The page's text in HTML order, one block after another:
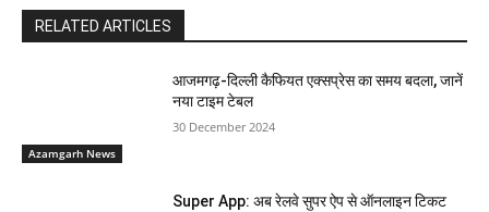
RELATED ARTICLES
Azamgarh News
आजमगढ़-दिल्ली कैफियत एक्सप्रेस का समय बदला, जानें
नया टाइम टेबल
30 December 2024
Super App: अब रेलवे सुपर ऐप से ऑनलाइन टिकट